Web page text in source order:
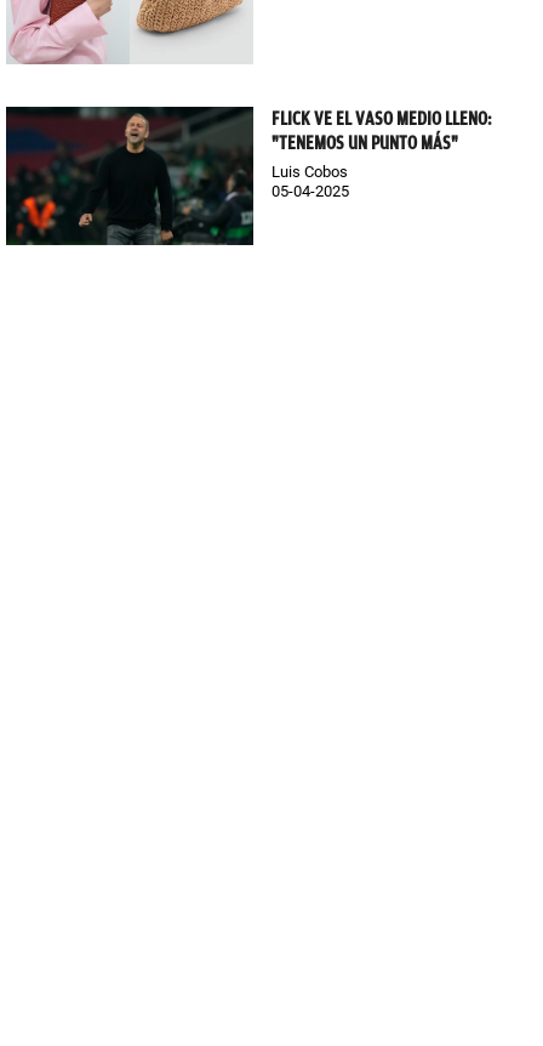
FLICK VE EL VASO MEDIO LLENO:
"TENEMOS UN PUNTO MÁS"
Luis Cobos
05-04-2025